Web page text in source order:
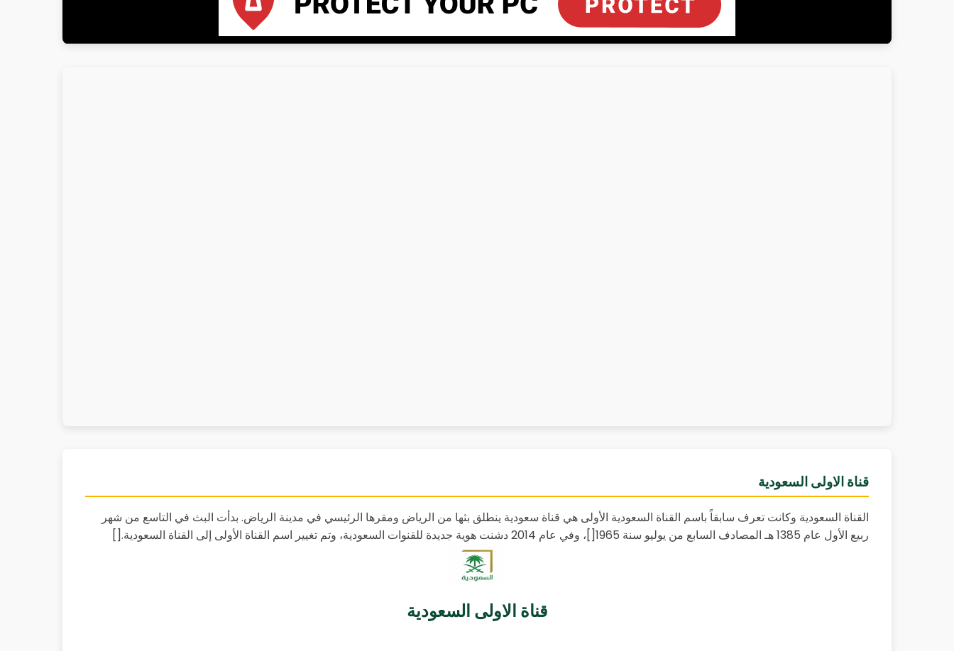
قناة الاولى السعودية
القناة السعودية وكانت تعرف سابقاً باسم القناة السعودية الأولى هي قناة سعودية ينطلق بثها من الرياض ومقرها الرئيسي في مدينة الرياض. بدأت البث في التاسع من شهر
ربيع الأول عام 1385 هـ المصادف السابع من يوليو سنة 1965[]، وفي عام 2014 دشنت هوية جديدة للقنوات السعودية، وتم تغيير اسم القناة الأولى إلى القناة السعودية.[]
قناة الاولى السعودية